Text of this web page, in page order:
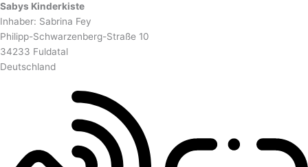
Sabys Kinderkiste
Inhaber: Sabrina Fey
Philipp-Schwarzenberg-Straße 10
34233 Fuldatal
Deutschland